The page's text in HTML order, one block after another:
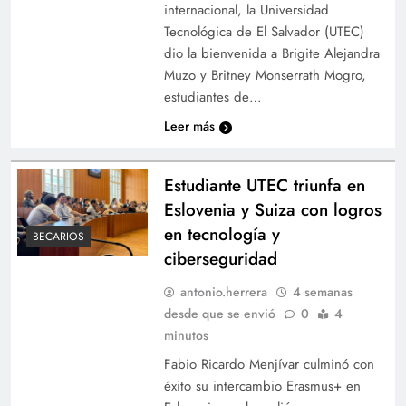
internacional, la Universidad
Tecnológica de El Salvador (UTEC)
dio la bienvenida a Brigite Alejandra
Muzo y Britney Monserrath Mogro,
estudiantes de…
Leer más
BECARIOS
Estudiante UTEC triunfa en
Eslovenia y Suiza con logros
en tecnología y
ciberseguridad
antonio.herrera
4 semanas
desde que se envió
0
4
minutos
Fabio Ricardo Menjívar culminó con
éxito su intercambio Erasmus+ en